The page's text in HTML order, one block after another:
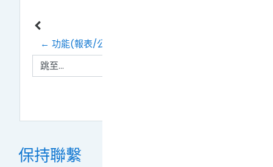
← 功能(報表/公佈欄/舊課程資料匯入/課程群組/課程設
跳至...
保持聯繫